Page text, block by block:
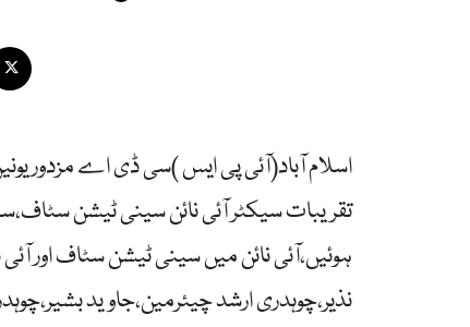
اسلام آباد(آئی پی ایس )سی ڈی اے مزدور
تقریبات سیکٹر آئی نائن سینی ٹیشن
ہوئیں،آئی نائن میں سینی ٹیشن سٹاف اور
نذیر،چوہدری ارشد چیئرمین،جاوید